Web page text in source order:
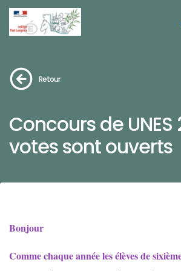
Retour
Concours de UNES
votes sont ouverts
Bonjour
Comme chaque année les élèves de